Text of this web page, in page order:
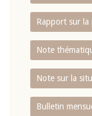
Rapport sur
Note
Note sur la
Bulletin